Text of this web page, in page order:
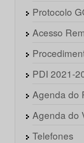
Protocolo
Acesso
PDI 2021-
Agenda do
Agenda do
Telefones